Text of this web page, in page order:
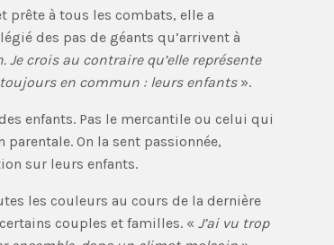
prête à tous les combats, elle a
des pas de géants qu’arrivent à
crois au contraire qu’elle représente
en commun : leurs enfants».
enfants. Pas le mercantile ou celui qui
On la sent passionnée,
sur leurs enfants.
les couleurs au cours de la dernière
couples et familles. « J’ai vu trop